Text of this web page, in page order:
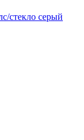
стекло серый